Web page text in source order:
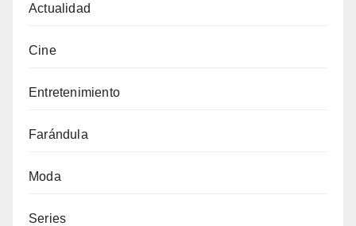
Actualidad
Cine
Entretenimiento
Farándula
Moda
Series